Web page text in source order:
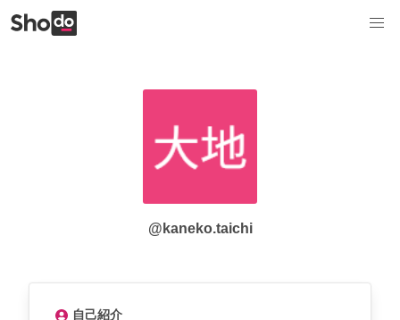
@kaneko.taichi
自己紹介